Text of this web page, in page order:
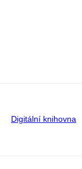
Digitální knihovna